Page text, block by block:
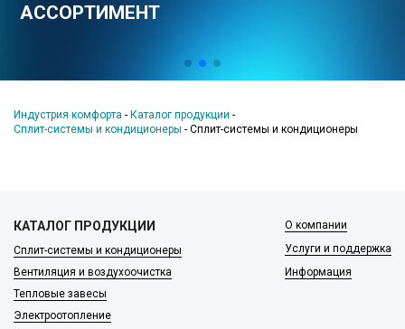
АССОРТИМЕНТ
Индустрия комфорта - Каталог продукции -
Сплит-системы и кондиционеры - Сплит-системы и кондиционеры
КАТАЛОГ ПРОДУКЦИИ
Сплит-системы и кондиционеры
Вентиляция и воздухоочистка
Тепловые завесы
Электроотопление
О компании
Услуги и поддержка
Информация